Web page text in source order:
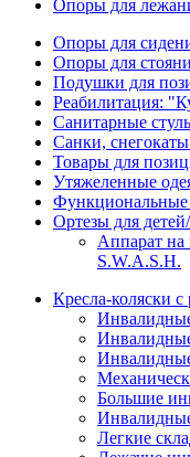
Опоры для
Опоры для
Опоры для
Подушки для
Реабилитация:
Санитарные
Санки,
Товары для
Утяжеленные
Ортезы для
Аппарат на
S.W.A.S.H.
Кресла-коляски
Большие
Легкие